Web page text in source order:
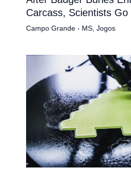
Carcass, Scientists Go
Campo Grande - MS, Jogos